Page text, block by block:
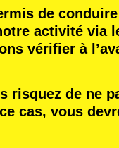
de
activité via
vérifier à
risquez de ne
cas, vous